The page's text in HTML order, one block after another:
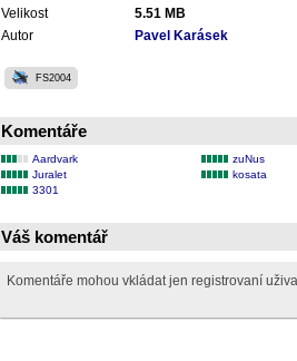
Velikost
5.51 MB
Autor
Pavel Karásek
FS2004
Komentáře
Aardvark
zuNus
Juralet
kosata
3301
Váš komentář
Komentáře mohou vkládat jen registrovaní